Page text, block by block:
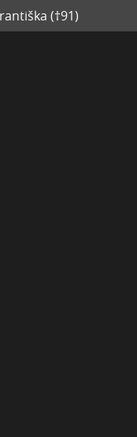
(†91)